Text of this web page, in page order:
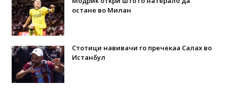
остане во Милан
Стотици навивачи го пречекаа Салах во
Истанбул